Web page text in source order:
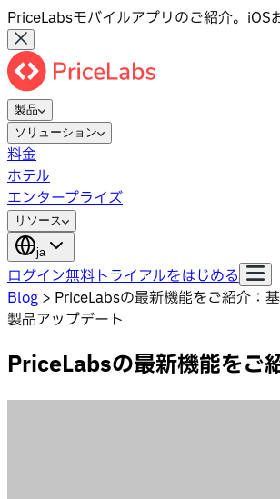
PriceLabsモバイルアプリのご紹介。iOS
製品
ソリューション
料金
ホテル
エンタープライズ
リソース
ja
ログイン無料トライアルをはじめる
Blog > PriceLabsの最新機能をご紹介：
製品アップデート
PriceLabsの最新機能をご